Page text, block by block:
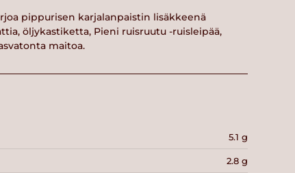
pippurisen karjalanpaistin lisäkkeenä
öljykastiketta, Pieni ruisruutu -ruisleipää,
maitoa.
5.1 g
2.8 g